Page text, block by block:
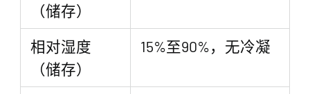
（储存）
相对湿度
（储存）
15%至90%，无冷凝